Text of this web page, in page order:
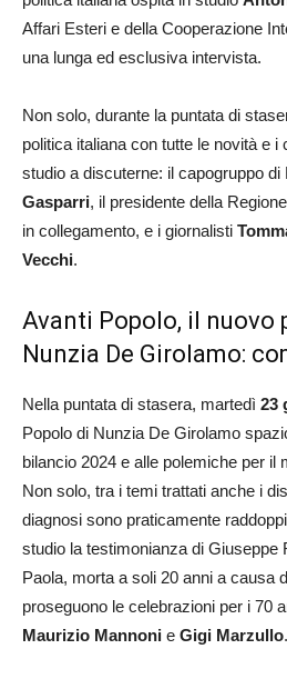
Affari Esteri e della Cooperazione
una lunga ed esclusiva intervista.
Non solo, durante la puntata di
politica italiana con tutte le novità e i
studio a discuterne: il capogruppo di
Gasparri, il presidente della
in collegamento, e i giornalisti
Vecchi.
Avanti Popolo, il nuovo
Nunzia De Girolamo:
Nella puntata di stasera, martedì 23
Popolo di Nunzia De Girolamo
bilancio 2024 e alle polemiche per il
Non solo, tra i temi trattati anche i
diagnosi sono praticamente
studio la testimonianza di Giuseppe
Paola, morta a soli 20 anni a causa
proseguono le celebrazioni per i 70
Maurizio Mannoni e Gigi Marzullo.